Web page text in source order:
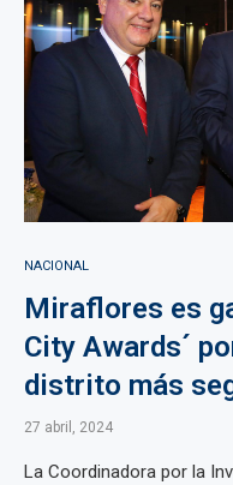
NACIONAL
Miraflores es
City Awards´
distrito más
27 abril, 2024
La Coordinadora por la